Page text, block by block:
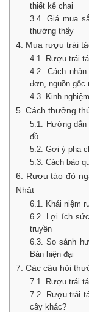
thiết kế chai
3.4. Giá mua
thường thấy
4. Mua rượu trái
4.1. Rượu trái
4.2. Cách
đơn, nguồn gốc
4.3. Kinh
5. Cách thưởng
5.1. Hướng
đồ
5.2. Gợi ý pha
5.3. Cách bảo
6. Rượu táo đỏ
Nhật
6.1. Khái niệm
6.2. Lợi ích
truyền
6.3. So sánh
Bản hiện đại
7. Các câu hỏi
7.1. Rượu trái
7.2. Rượu trái
cây khác?